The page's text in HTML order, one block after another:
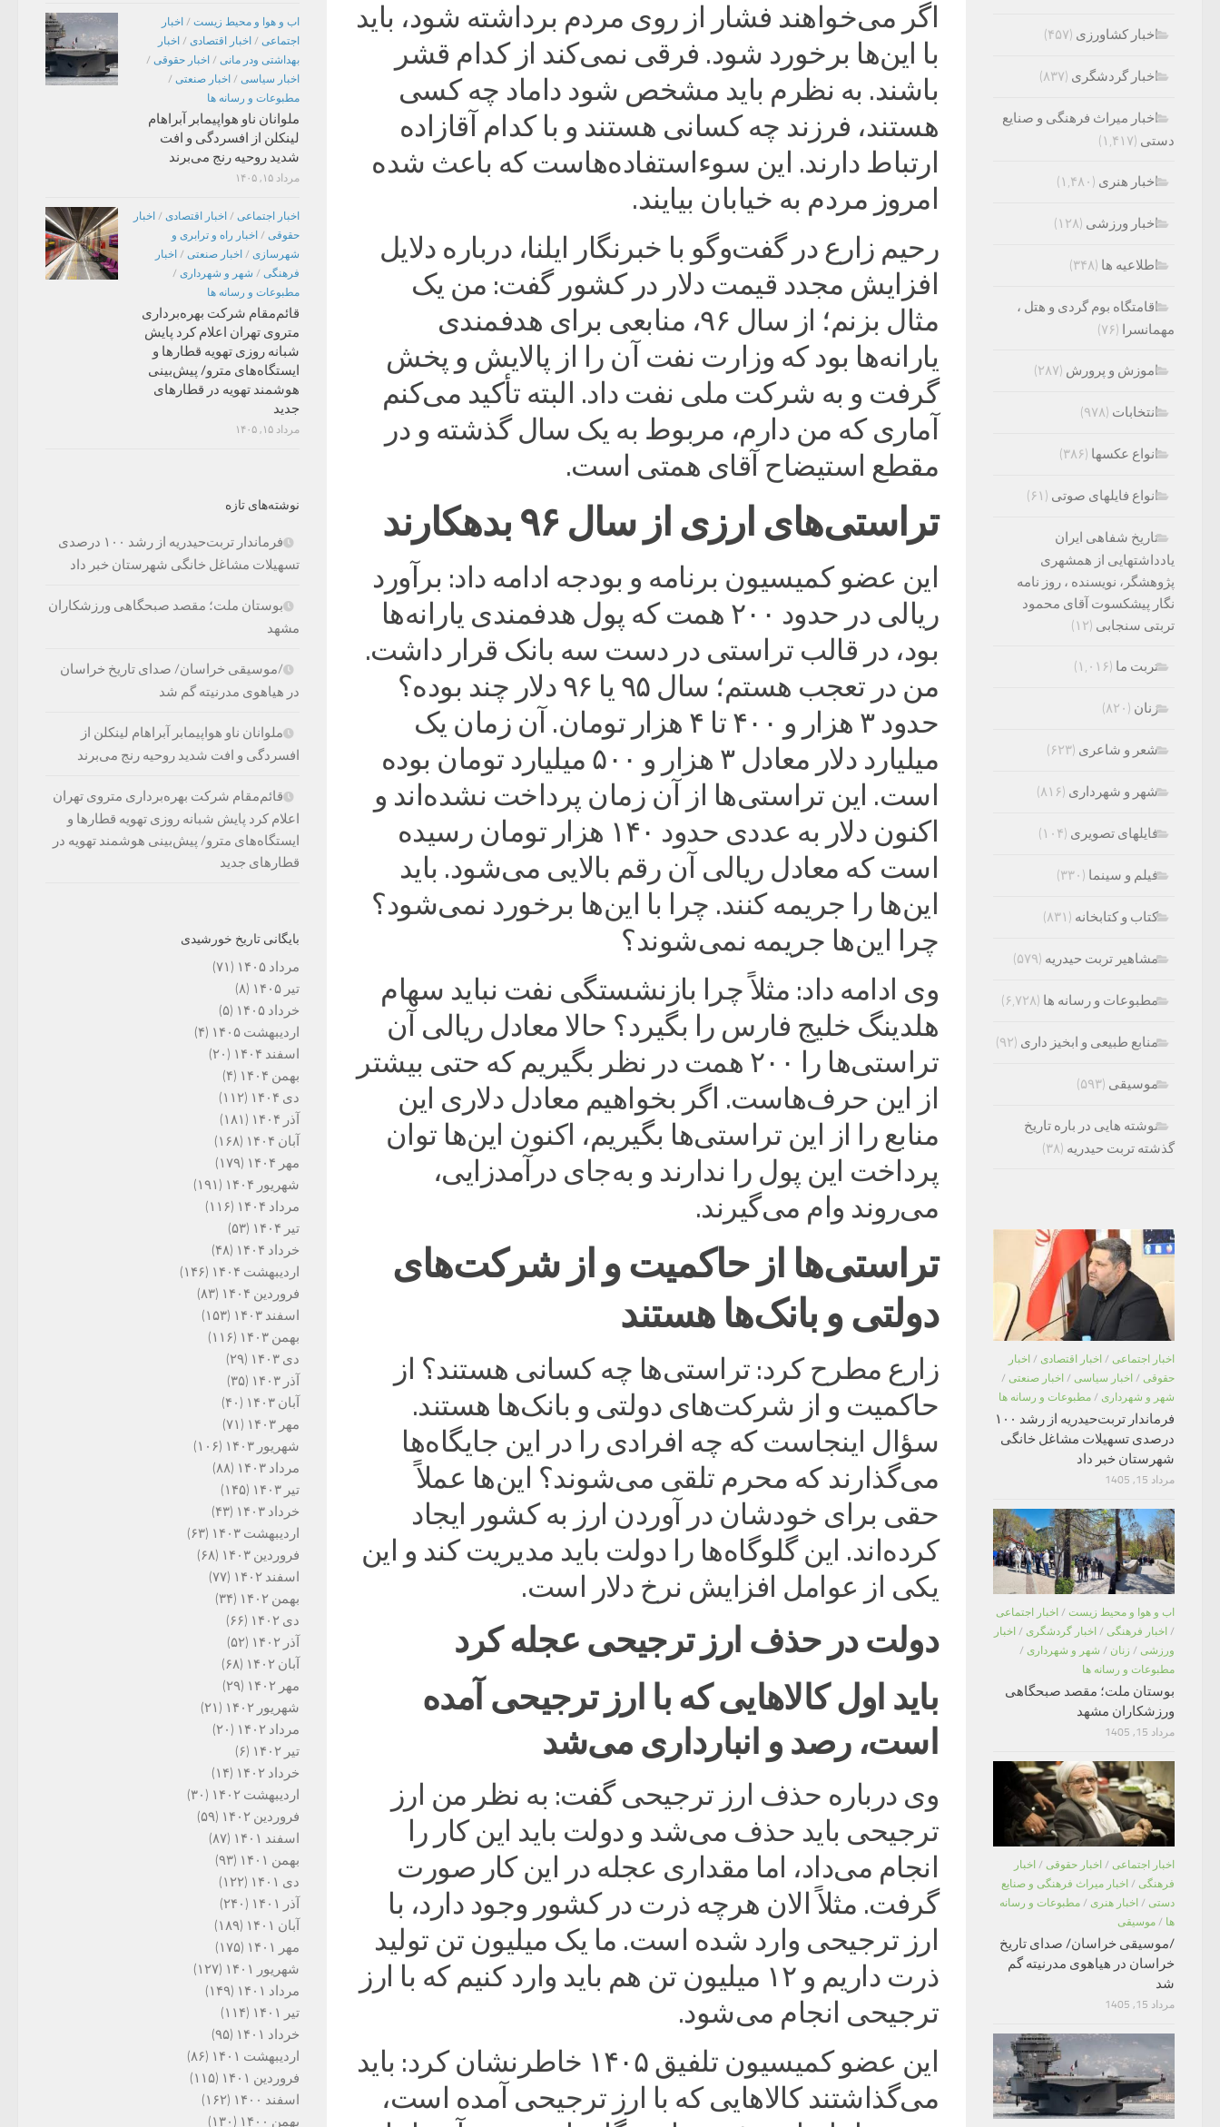
اگر می‌خواهند فشار از روی مردم برداشته شود، باید
با این‌ها برخورد شود. فرقی نمی‌کند از کدام قشر
باشند. به نظرم باید مشخص شود داماد چه کسی
هستند، فرزند چه کسانی هستند و با کدام آقازاده
ارتباط دارند. این سوءاستفاده‌هاست که باعث شده
امروز مردم به خیابان بیایند.
رحیم زارع در گفت‌وگو با خبرنگار ایلنا، درباره دلایل
افزایش مجدد قیمت دلار در کشور گفت: من یک
مثال بزنم؛ از سال ۹۶، منابعی برای هدفمندی
یارانه‌ها بود که وزارت نفت آن را از پالایش و پخش
گرفت و به شرکت ملی نفت داد. البته تأکید می‌کنم
آماری که من دارم، مربوط به یک سال گذشته و در
مقطع استیضاح آقای همتی است.
تراستی‌های ارزی از سال ۹۶ بدهکارند
این عضو کمیسیون برنامه و بودجه ادامه داد: برآورد
ریالی در حدود ۲۰۰ همت که پول هدفمندی یارانه‌ها
بود، در قالب تراستی در دست سه بانک قرار داشت.
من در تعجب هستم؛ سال ۹۵ یا ۹۶ دلار چند بوده؟
حدود ۳ هزار و ۴۰۰ تا ۴ هزار تومان. آن زمان یک
میلیارد دلار معادل ۳ هزار و ۵۰۰ میلیارد تومان بوده
است. این تراستی‌ها از آن زمان پرداخت نشده‌اند و
اکنون دلار به عددی حدود ۱۴۰ هزار تومان رسیده
است که معادل ریالی آن رقم بالایی می‌شود. باید
این‌ها را جریمه کنند. چرا با این‌ها برخورد نمی‌شود؟
چرا این‌ها جریمه نمی‌شوند؟
وی ادامه داد: مثلاً چرا بازنشستگی نفت نباید سهام
هلدینگ خلیج فارس را بگیرد؟ حالا معادل ریالی آن
تراستی‌ها را ۲۰۰ همت در نظر بگیریم که حتی بیشتر
از این حرف‌هاست. اگر بخواهیم معادل دلاری این
منابع را از این تراستی‌ها بگیریم، اکنون این‌ها توان
پرداخت این پول را ندارند و به‌جای درآمدزایی،
می‌روند وام می‌گیرند.
تراستی‌ها از حاکمیت و از شرکت‌های
دولتی و بانک‌ها هستند
زارع مطرح کرد: تراستی‌ها چه کسانی هستند؟ از
حاکمیت و از شرکت‌های دولتی و بانک‌ها هستند.
سؤال اینجاست که چه افرادی را در این جایگاه‌ها
می‌گذارند که محرم تلقی می‌شوند؟ این‌ها عملاً
حقی برای خودشان در آوردن ارز به کشور ایجاد
کرده‌اند. این گلوگاه‌ها را دولت باید مدیریت کند و این
یکی از عوامل افزایش نرخ دلار است.
دولت در حذف ارز ترجیحی عجله کرد
باید اول کالاهایی که با ارز ترجیحی آمده
است، رصد و انبارداری می‌شد
وی درباره حذف ارز ترجیحی گفت: به نظر من ارز
ترجیحی باید حذف می‌شد و دولت باید این کار را
انجام می‌داد، اما مقداری عجله در این کار صورت
گرفت. مثلاً الان هرچه ذرت در کشور وجود دارد، با
ارز ترجیحی وارد شده است. ما یک میلیون تن تولید
ذرت داریم و ۱۲ میلیون تن هم باید وارد کنیم که با ارز
ترجیحی انجام می‌شود.
این عضو کمیسیون تلفیق ۱۴۰۵ خاطرنشان کرد: باید
می‌گذاشتند کالاهایی که با ارز ترجیحی آمده است،
اب و هوا و محیط زیست / اخبار
اجتماعی / اخبار اقتصادی / اخبار
بهداشتی ودر مانی / اخبار حقوقی /
اخبار سیاسی / اخبار صنعتی /
مطبوعات و رسانه ها
ملوانان ناو هواپیمابر آبراهام
لینکلن از افسردگی و افت
شدید روحیه رنج می‌برند
مرداد ۱۵, ۱۴۰۵
اخبار اجتماعی / اخبار اقتصادی / اخبار
حقوقی / اخبار راه و ترابری و
شهرسازی / اخبار صنعتی / اخبار
فرهنگی / شهر و شهرداری /
مطبوعات و رسانه ها
قائم‌مقام شرکت بهره‌برداری
متروی تهران اعلام کرد پایش
شبانه روزی تهویه قطارها و
ایستگاه‌های مترو/ پیش‌بینی
هوشمند تهویه در قطارهای
جدید
مرداد ۱۵, ۱۴۰۵
نوشته‌های تازه
فرماندار تربت‌حیدریه از رشد ۱۰۰ درصدی
تسهیلات مشاغل خانگی شهرستان خبر داد
بوستان ملت؛ مقصد صبحگاهی ورزشکاران
مشهد
/موسیقی خراسان/ صدای تاریخ خراسان
در هیاهوی مدرنیته گم شد
ملوانان ناو هواپیمابر آبراهام لینکلن از
افسردگی و افت شدید روحیه رنج می‌برند
قائم‌مقام شرکت بهره‌برداری متروی تهران
اعلام کرد پایش شبانه روزی تهویه قطارها و
ایستگاه‌های مترو/ پیش‌بینی هوشمند تهویه در
قطارهای جدید
بایگانی تاریخ خورشیدی
مرداد ۱۴۰۵
(۷۱)
تیر ۱۴۰۵
(۸)
خرداد ۱۴۰۵
(۵)
اردیبهشت ۱۴۰۵
(۴)
اسفند ۱۴۰۴
(۲۰)
بهمن ۱۴۰۴
(۴)
دی ۱۴۰۴
(۱۱۲)
آذر ۱۴۰۴
(۱۸۱)
آبان ۱۴۰۴
(۱۶۸)
مهر ۱۴۰۴
(۱۷۹)
شهریور ۱۴۰۴
(۱۹۱)
مرداد ۱۴۰۴
(۱۱۶)
تیر ۱۴۰۴
(۵۳)
خرداد ۱۴۰۴
(۴۸)
اردیبهشت ۱۴۰۴
(۱۴۶)
فروردین ۱۴۰۴
(۸۳)
اسفند ۱۴۰۳
(۱۵۳)
بهمن ۱۴۰۳
(۱۱۶)
دی ۱۴۰۳
(۲۹)
آذر ۱۴۰۳
(۳۵)
آبان ۱۴۰۳
(۴۰)
مهر ۱۴۰۳
(۷۱)
شهریور ۱۴۰۳
(۱۰۶)
مرداد ۱۴۰۳
(۸۸)
تیر ۱۴۰۳
(۱۴۵)
خرداد ۱۴۰۳
(۴۳)
اردیبهشت ۱۴۰۳
(۶۳)
فروردین ۱۴۰۳
(۶۸)
اسفند ۱۴۰۲
(۷۷)
بهمن ۱۴۰۲
(۳۴)
دی ۱۴۰۲
(۶۶)
آذر ۱۴۰۲
(۵۲)
آبان ۱۴۰۲
(۶۸)
مهر ۱۴۰۲
(۲۹)
شهریور ۱۴۰۲
(۲۱)
مرداد ۱۴۰۲
(۲۰)
تیر ۱۴۰۲
(۶)
خرداد ۱۴۰۲
(۱۴)
اردیبهشت ۱۴۰۲
(۳۰)
فروردین ۱۴۰۲
(۵۹)
اسفند ۱۴۰۱
(۸۷)
بهمن ۱۴۰۱
(۹۳)
دی ۱۴۰۱
(۱۲۲)
آذر ۱۴۰۱
(۲۴۰)
آبان ۱۴۰۱
(۱۸۹)
مهر ۱۴۰۱
(۱۷۵)
شهریور ۱۴۰۱
(۱۲۷)
مرداد ۱۴۰۱
(۱۴۹)
تیر ۱۴۰۱
(۱۱۴)
خرداد ۱۴۰۱
(۹۵)
اردیبهشت ۱۴۰۱
(۸۶)
فروردین ۱۴۰۱
(۱۱۵)
اسفند ۱۴۰۰
(۱۶۲)
بهمن ۱۴۰۰
(۱۳۰)
اخبار کشاورزی (۴۵۷)
اخبار گردشگری (۸۳۷)
اخبار میراث فرهنگی و صنایع
دستی (۱,۴۱۷)
اخبار هنری (۱,۴۸۰)
اخبار ورزشی (۱۲۸)
اطلاعیه ها (۳۴۸)
اقامتگاه بوم گردی و هتل ،
مهمانسرا (۷۶)
اموزش و پرورش (۲۸۷)
انتخابات (۹۷۸)
انواع عکسها (۳۸۶)
انواع فایلهای صوتی (۶۱)
تاریخ شفاهی ایران
یادداشتهایی از همشهری
پژوهشگر، نویسنده ، روز نامه
نگار پیشکسوت آقای محمود
تربتی سنجابی (۱۲)
تربت ما (۱,۰۱۶)
زنان (۸۲۰)
شعر و شاعری (۶۲۳)
شهر و شهرداری (۸۱۶)
فایلهای تصویری (۱۰۴)
فیلم و سینما (۳۳۰)
کتاب و کتابخانه (۸۳۱)
مشاهیر تربت حیدریه (۵۷۹)
مطبوعات و رسانه ها (۶,۷۲۸)
منابع طبیعی و ابخیز داری (۹۲)
موسیقی (۵۹۳)
نوشته هایی در باره تاریخ
گذشته تربت حیدریه (۳۸)
اخبار اجتماعی / اخبار اقتصادی / اخبار
حقوقی / اخبار سیاسی / اخبار صنعتی /
شهر و شهرداری / مطبوعات و رسانه ها
فرماندار تربت‌حیدریه از رشد ۱۰۰
درصدی تسهیلات مشاغل خانگی
شهرستان خبر داد
مرداد 15, 1405
اب و هوا و محیط زیست / اخبار اجتماعی
/ اخبار فرهنگی / اخبار گردشگری / اخبار
ورزشی / زنان / شهر و شهرداری /
مطبوعات و رسانه ها
بوستان ملت؛ مقصد صبحگاهی
ورزشکاران مشهد
مرداد 15, 1405
اخبار اجتماعی / اخبار حقوقی / اخبار
فرهنگی / اخبار میراث فرهنگی و صنایع
دستی / اخبار هنری / مطبوعات و رسانه
ها / موسیقی
/موسیقی خراسان/ صدای تاریخ
خراسان در هیاهوی مدرنیته گم
شد
مرداد 15, 1405